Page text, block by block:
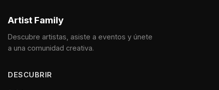
Artist Family
Descubre artistas, asiste a eventos y únete
a una comunidad creativa.
DESCUBRIR